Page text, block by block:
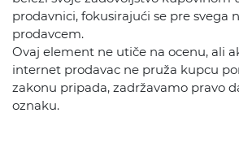
prodavnici, fokusirajući se pre svega
prodavcem.
Ovaj element ne utiče na ocenu, ali
internet prodavac ne pruža kupcu
zakonu pripada, zadržavamo pravo
oznaku.